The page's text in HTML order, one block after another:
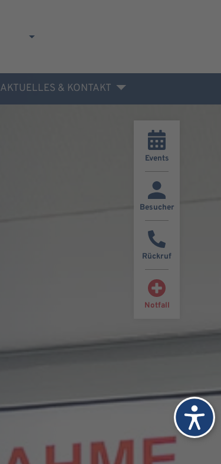
AKTUELLES & KONTAKT
Events
Besucher
Rückruf
Notfall